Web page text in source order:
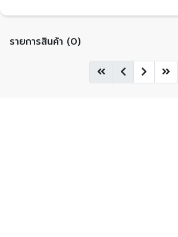
รายการสินค้า (0)